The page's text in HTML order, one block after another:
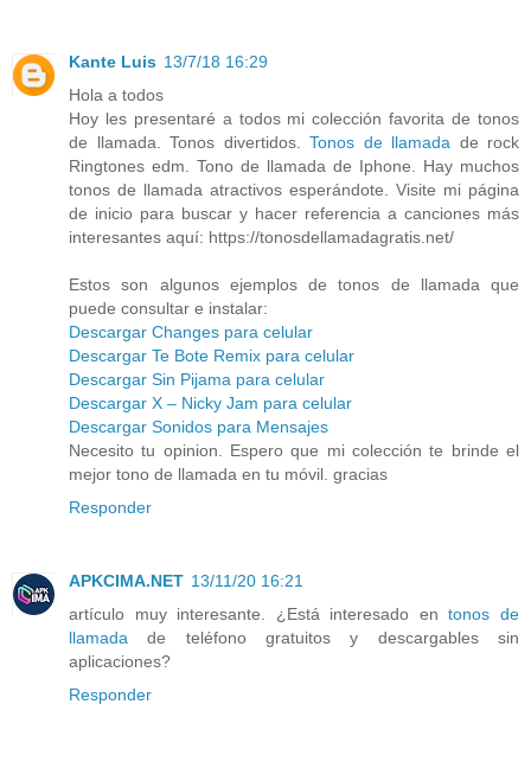
Kante Luis 13/7/18 16:29
Hola a todos
Hoy les presentaré a todos mi colección favorita de tonos
de llamada. Tonos divertidos. Tonos de llamada de rock
Ringtones edm. Tono de llamada de Iphone. Hay muchos
tonos de llamada atractivos esperándote. Visite mi página
de inicio para buscar y hacer referencia a canciones más
interesantes aquí: https://tonosdellamadagratis.net/
Estos son algunos ejemplos de tonos de llamada que
puede consultar e instalar:
Descargar Changes para celular
Descargar Te Bote Remix para celular
Descargar Sin Pijama para celular
Descargar X – Nicky Jam para celular
Descargar Sonidos para Mensajes
Necesito tu opinion. Espero que mi colección te brinde el
mejor tono de llamada en tu móvil. gracias
Responder
APKCIMA.NET 13/11/20 16:21
artículo muy interesante. ¿Está interesado entonos de
llamada de teléfono gratuitos y descargables sin
aplicaciones?
Responder